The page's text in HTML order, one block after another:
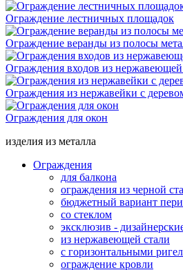
Ограждение лестничных площадок
Ограждение веранды из полосы
Ограждения входов из нержавеющей
Ограждения из нержавейки с
Ограждения для окон
изделия из металла
Ограждения
для балкона
ограждения из черной
бюджетный вариант
со стеклом
эксклюзив -
из нержавеющей стали
с горизонтальными
ограждение кровли